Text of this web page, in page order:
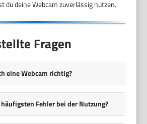
du deine Webcam zuverlässig nutzen.
Fragen
eine Webcam richtig?
Fehler bei der Nutzung?